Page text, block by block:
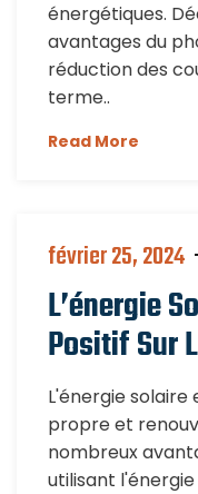
énergétiques.
avantages du
réduction des
terme..
Read More
février 25, 2024
L’énergie
Positif Sur
L'énergie solaire
propre et
nombreux
utilisant